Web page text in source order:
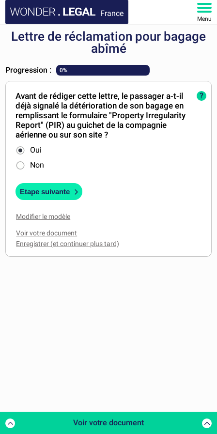
France
Menu
ACCUEIL
MON COMPTE
Lettre de réclamation pour bagage
abîmé
Progression : 0%
Avant de rédiger cette lettre, le passager a-t-il
déjà signalé la détérioration de son bagage en
remplissant le formulaire "Property Irregularity
Report" (PIR) au guichet de la compagnie
aérienne ou sur son site ?
Oui
Non
?
Etape suivante
Modifier le modèle
Voir votre document
Voir votre document